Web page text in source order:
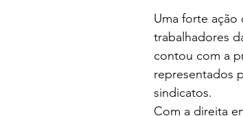
Uma forte ação
trabalhadores
contou com a
representados
sindicatos.
Com a direita